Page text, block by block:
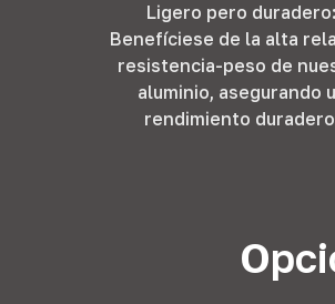
Ligero pero duradero:
Benefíciese de la alta
resistencia-peso de
aluminio, asegurando
rendimiento